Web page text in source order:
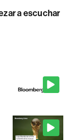
a escuchar